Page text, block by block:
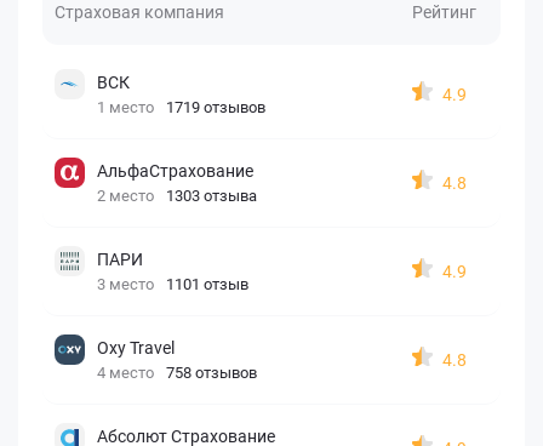
Страховая компания Рейтинг
ВСК
1 место 1719 отзывов
4.9
АльфаСтрахование
2 место 1303 отзыва
4.8
ПАРИ
3 место 1101 отзыв
4.9
Oxy Travel
4 место 758 отзывов
4.8
Абсолют Страхование